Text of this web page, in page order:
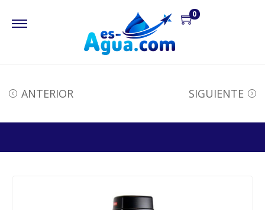
0
ANTERIOR SIGUIENTE